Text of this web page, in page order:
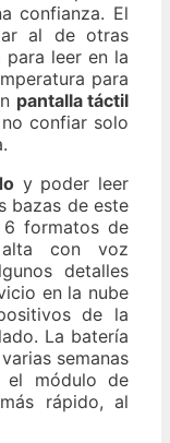
confianza. El
al de otras
leer en la
para
pantalla táctil
confiar solo
y poder leer
bazas de este
6 formatos de
con voz
detalles
en la nube
de la
La batería
semanas
el módulo de
rápido, al